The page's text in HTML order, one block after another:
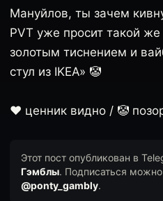
Мануйлов, ты зачем
PVT уже просит такой
золотым тиснением и
стул из IKEA» 🤡
❤️ ценник видно / 🤡
Этот пост опубликован в
Гэмблы. Подписаться
@ponty_gambly.